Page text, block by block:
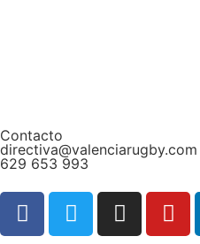
Contacto
directiva@valenciarugby.com
629 653 993